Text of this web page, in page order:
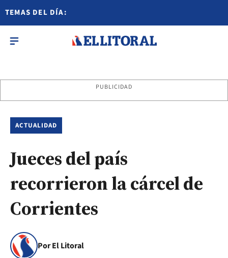
TEMAS DEL DÍA:
PUBLICIDAD
ACTUALIDAD
Jueces del país
recorrieron la cárcel de
Corrientes
Por El Litoral